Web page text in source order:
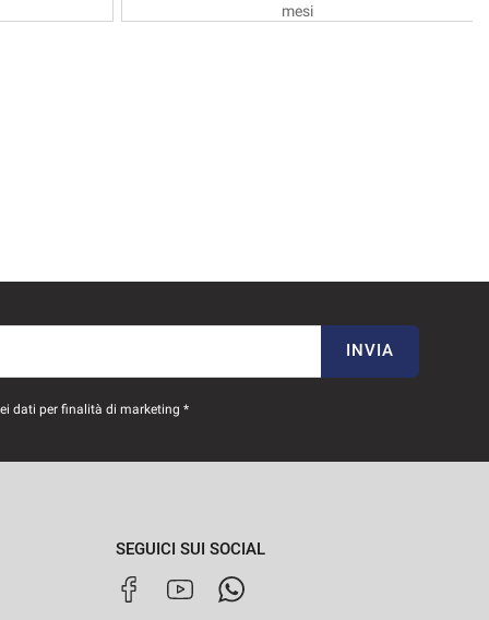
mesi
INVIA
dati per finalità di marketing *
SEGUICI SUI SOCIAL